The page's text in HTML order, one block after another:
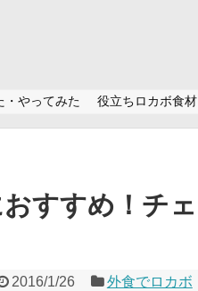
・やってみた 役立ちロカボ食材
すすめ！チェ
2016/1/26 外食でロカボ